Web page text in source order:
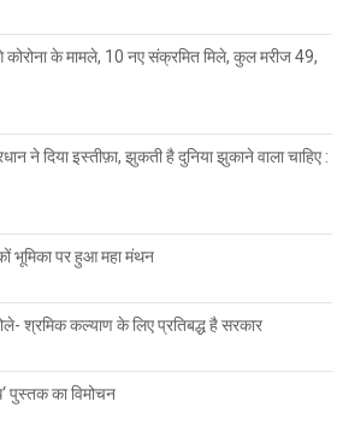
के मामले, 10 नए संक्रमित मिले, कुल मरीज 49,
ने दिया इस्तीफ़ा, झुकती है दुनिया झुकाने वाला चाहिए :
भूमिका पर हुआ महा मंथन
श्रमिक कल्याण के लिए प्रतिबद्ध है सरकार
पुस्तक का विमोचन